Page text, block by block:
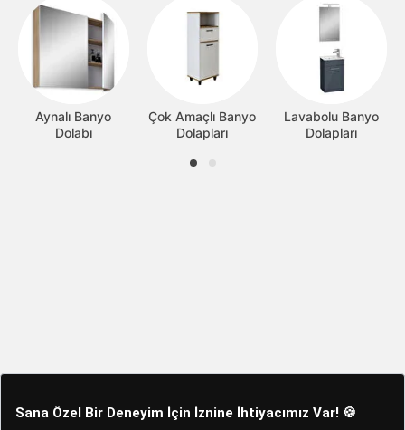
Aynalı Banyo
Dolabı
Çok Amaçlı Banyo
Dolapları
Lavabolu Banyo
Dolapları